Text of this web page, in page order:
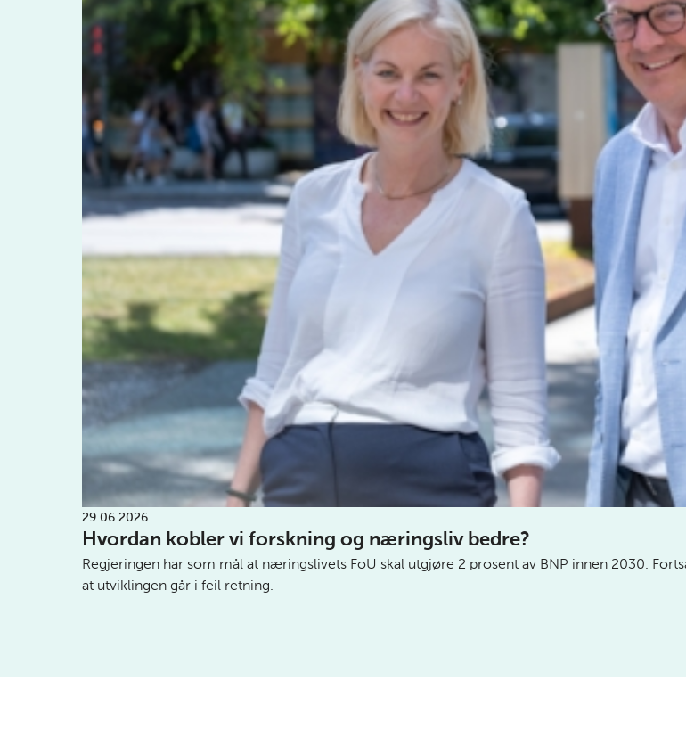
29.06.2026
Hvordan kobler vi forskning og næringsliv bedre?
Regjeringen har som mål at næringslivets FoU skal utgjøre 2 prosent av BNP innen 2030.
at utviklingen går i feil retning.